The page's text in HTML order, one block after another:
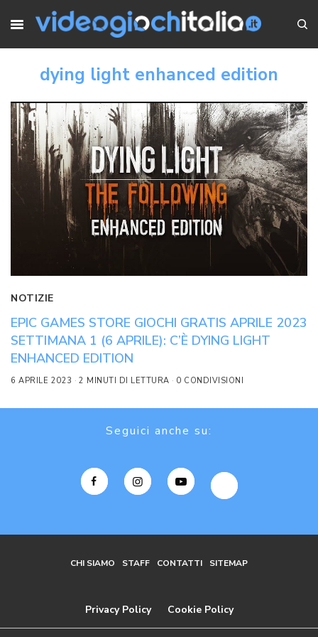
dying light enhanced edition
NOTIZIE
EPIC GAMES STORE GIOCHI GRATIS APRILE 2023
SETTIMANA 1 (6 APRILE): C’È DYING LIGHT
ENHANCED EDITION
6 APRILE 2023 2 MINUTI DI LETTURA 0 CONDIVISIONI
Seguici anche su:
CHI SIAMO STAFF CONTATTI SITEMAP
Privacy Policy Cookie Policy